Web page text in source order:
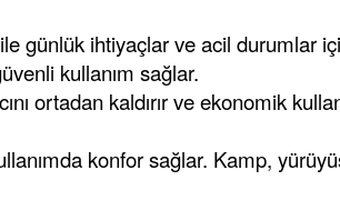
günlük ihtiyaçlar ve acil durumlar
kullanım sağlar.
ortadan kaldırır ve ekonomik
konfor sağlar. Kamp,